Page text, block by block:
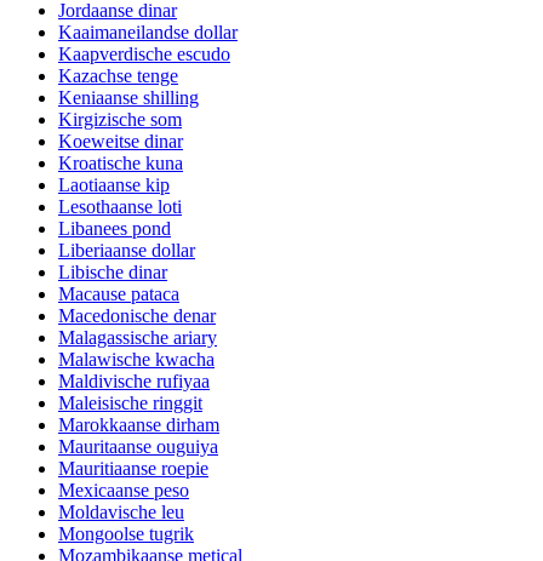
Jordaanse dinar
Kaaimaneilandse dollar
Kaapverdische escudo
Kazachse tenge
Keniaanse shilling
Kirgizische som
Koeweitse dinar
Kroatische kuna
Laotiaanse kip
Lesothaanse loti
Libanees pond
Liberiaanse dollar
Libische dinar
Macause pataca
Macedonische denar
Malagassische ariary
Malawische kwacha
Maldivische rufiyaa
Maleisische ringgit
Marokkaanse dirham
Mauritaanse ouguiya
Mauritiaanse roepie
Mexicaanse peso
Moldavische leu
Mongoolse tugrik
Mozambikaanse metical